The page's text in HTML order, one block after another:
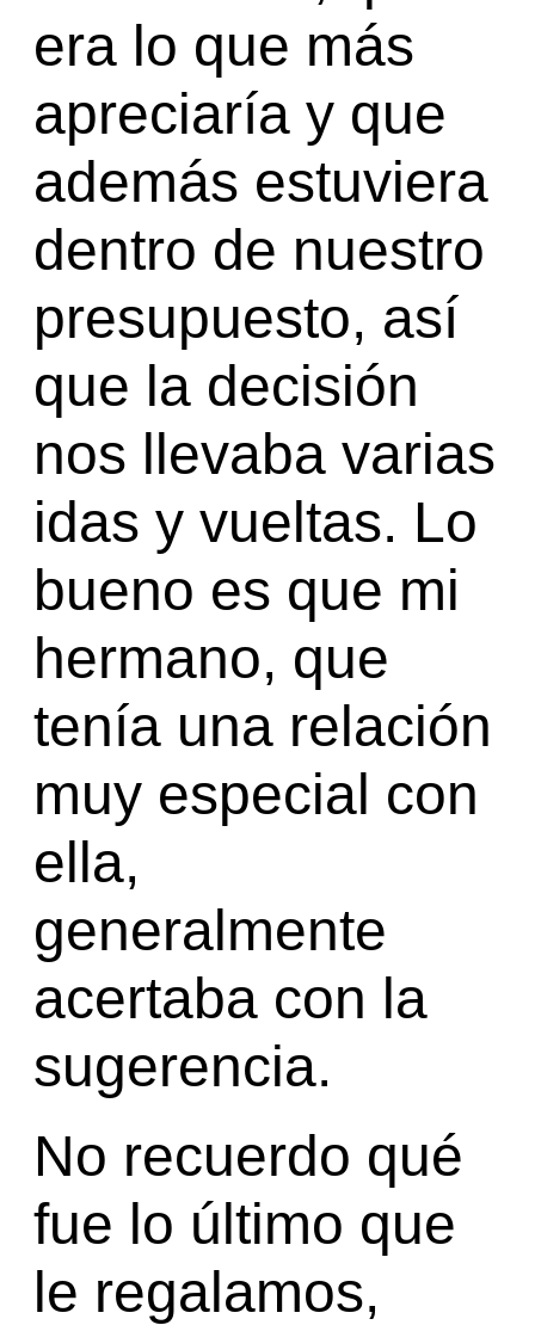
era lo que más
apreciaría y que
además estuviera
dentro de nuestro
presupuesto, así
que la decisión
nos llevaba varias
idas y vueltas. Lo
bueno es que mi
hermano, que
tenía una relación
muy especial con
ella,
generalmente
acertaba con la
sugerencia.
No recuerdo qué
fue lo último que
le regalamos,